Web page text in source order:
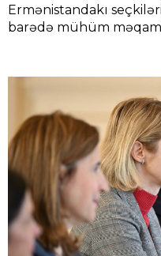
Ermənistandakı
barədə mühüm